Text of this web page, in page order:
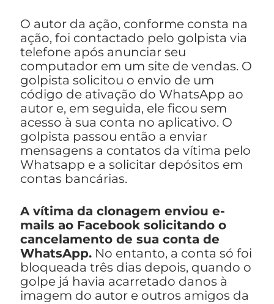
O autor da ação, conforme consta na
ação, foi contactado pelo golpista via
telefone após anunciar seu
computador em um site de vendas. O
golpista solicitou o envio de um
código de ativação do WhatsApp ao
autor e, em seguida, ele ficou sem
acesso à sua conta no aplicativo. O
golpista passou então a enviar
mensagens a contatos da vítima pelo
Whatsapp e a solicitar depósitos em
contas bancárias.
A vítima da clonagem enviou e-
mails ao Facebook solicitando o
cancelamento de sua conta de
WhatsApp. No entanto, a conta só foi
bloqueada três dias depois, quando o
golpe já havia acarretado danos à
imagem do autor e outros amigos da